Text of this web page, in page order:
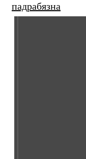
падрабязна